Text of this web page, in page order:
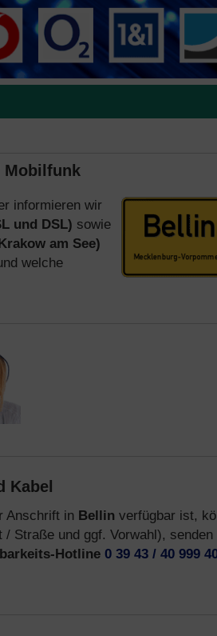
Mobilfunk
informieren wir
und DSL) sowie
am See)
welche
Kabel
Anschrift in Bellin verfügbar ist,
/ Straße und ggf. Vorwahl), senden
Hotline 0 39 43 / 40 999